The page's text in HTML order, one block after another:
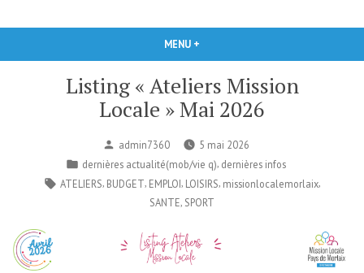
MENU +
Listing « Ateliers Mission
Locale » Mai 2026
Publié
par
admin7360
5 mai 2026
Publié
dans
dernières actualité(mob/vie q) dernières infos
Étiquettes :
ATELIERS BUDGET EMPLOI LOISIRS missionlocalemorlaix
SANTE SPORT